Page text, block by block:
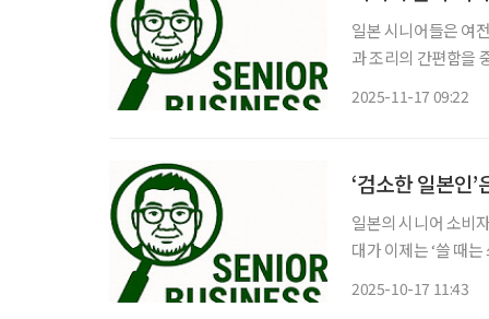
일본 시니어들은 여
과 조리의 간편함을
2025-11-17 09:22
‘검소한 일본인
일본의 시니어 소비
대가 이제는 ‘쓸 때
2025-10-17 11:43